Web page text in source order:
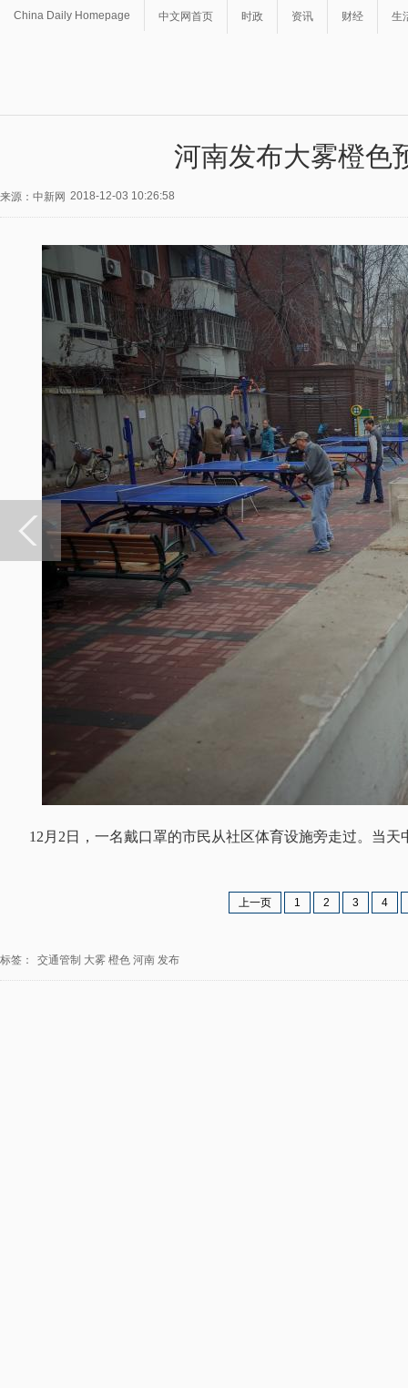
China Daily Homepage 中文网首页 时政 资讯 财经 生
河南发布大雾橙色
来源：中新网 2018-12-03 10:26:58
12月2日，一名戴口罩的市民从社区体育设施旁走过。当
上一页 1 2 3 4
标签： 交通管制 大雾 橙色 河南 发布